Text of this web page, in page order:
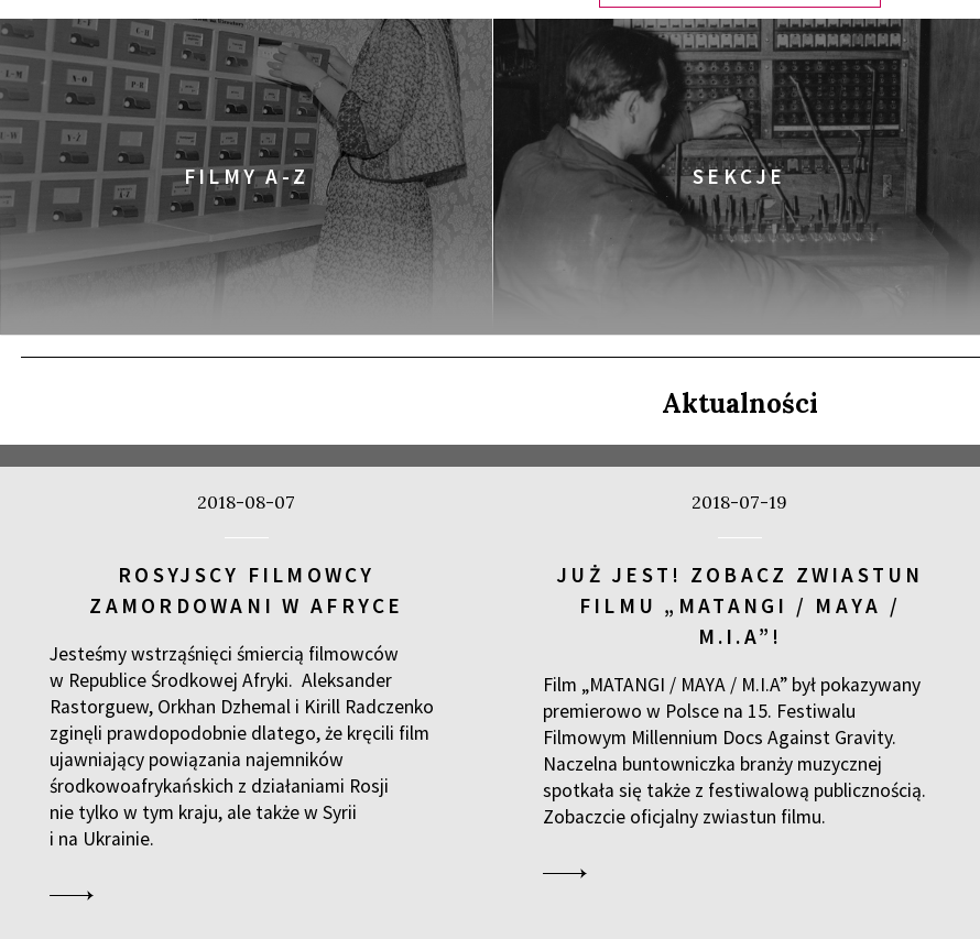
12:00 Kinoteka, sala 3
FILMY PRADAWNY LAS SPOTKANIE PO FILMIE
12:00 Pałac Kultury i Nauki, Sala Gagarina
KINO VR KINO VR (VIRTUAL REALITY)
12:00 Bar Studio
WARSZTATY
MARATON WPISYWANIA DO WIKIPEDII HASEŁ O OBROŃCZYNIACH
PRAW
12:15 Kinoteka, sala 2
CZASÓWKA. PRÓBA CHARAKTERU
12:30 Luna, sala A
12:45 Kinoteka, sala 4
FILMY JĄDRA TARZANA
13:30 Kinoteka, sala 7
FILMY GRACE JONES SPOTKANIE PO FILMIE
13:30 Iluzjon, sala Mała Czarna
SAMOTNA WALKA THOMASA REIDA
FILMY A-Z SEKCJE
Aktualności
2018-08-07
ROSYJSCY FILMOWCY
ZAMORDOWANI W AFRYCE
Jesteśmy wstrząśnięci śmiercią filmowców
w Republice Środkowej Afryki. Aleksander
Rastorguew, Orkhan Dzhemal i Kirill Radczenko
zginęli prawdopodobnie dlatego, że kręcili film
ujawniający powiązania najemników
środkowoafrykańskich z działaniami Rosji
nie tylko w tym kraju, ale także w Syrii
i na Ukrainie.
2018-07-19
JUŻ JEST! ZOBACZ ZWIASTUN
FILMU „MATANGI / MAYA /
M.I.A”!
Film „MATANGI / MAYA / M.I.A” był pokazywany
premierowo w Polsce na 15. Festiwalu
Filmowym Millennium Docs Against Gravity.
Naczelna buntowniczka branży muzycznej
spotkała się także z festiwalową publicznością.
Zobaczcie oficjalny zwiastun filmu.